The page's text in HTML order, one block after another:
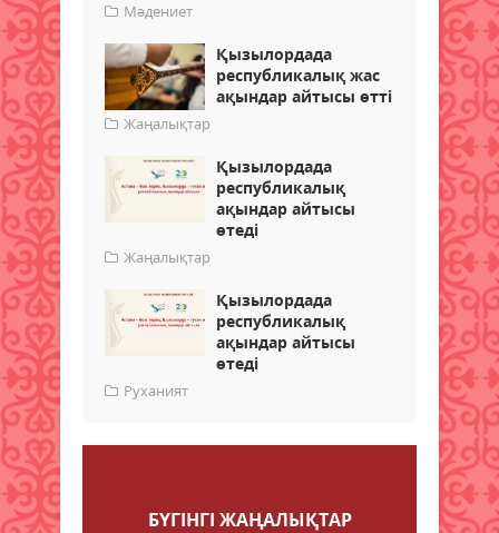
Мәдениет
Қызылордада
республикалық жас
ақындар айтысы өтті
Жаңалықтар
Қызылордада
республикалық
ақындар айтысы
өтеді
Жаңалықтар
Қызылордада
республикалық
ақындар айтысы
өтеді
Руханият
БҮГІНГI ЖАҢАЛЫҚТАР